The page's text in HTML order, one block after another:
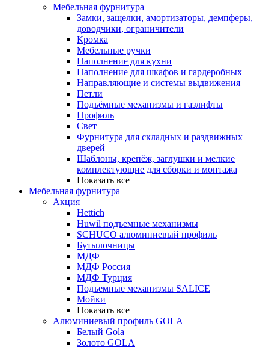
Мебельная фурнитура
Замки, защелки, амортизаторы, демпферы,
доводчики, ограничители
Кромка
Мебельные ручки
Наполнение для кухни
Наполнение для шкафов и гардеробных
Направляющие и системы выдвижения
Петли
Подъёмные механизмы и газлифты
Профиль
Свет
Фурнитура для складных и раздвижных
дверей
Шаблоны, крепёж, заглушки и мелкие
комплектующие для сборки и монтажа
Показать все
Мебельная фурнитура
Акция
Hettich
Huwil подъемные механизмы
SCHUCO алюминиевый профиль
Бутылочницы
МДФ
МДФ Россия
МДФ Турция
Подъемные механизмы SALICE
Мойки
Показать все
Алюминиевый профиль GOLA
Белый Gola
Золото GOLA